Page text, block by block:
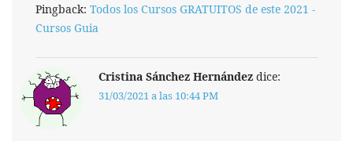
Pingback: Todos los Cursos GRATUITOS de este 2021 -
Cursos Guia
Cristina Sánchez Hernández dice:
31/03/2021 a las 10:44 PM